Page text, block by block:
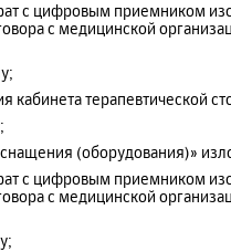
с цифровым приемником
с медицинской
кабинета терапевтической
(оборудования)»
с цифровым приемником
с медицинской